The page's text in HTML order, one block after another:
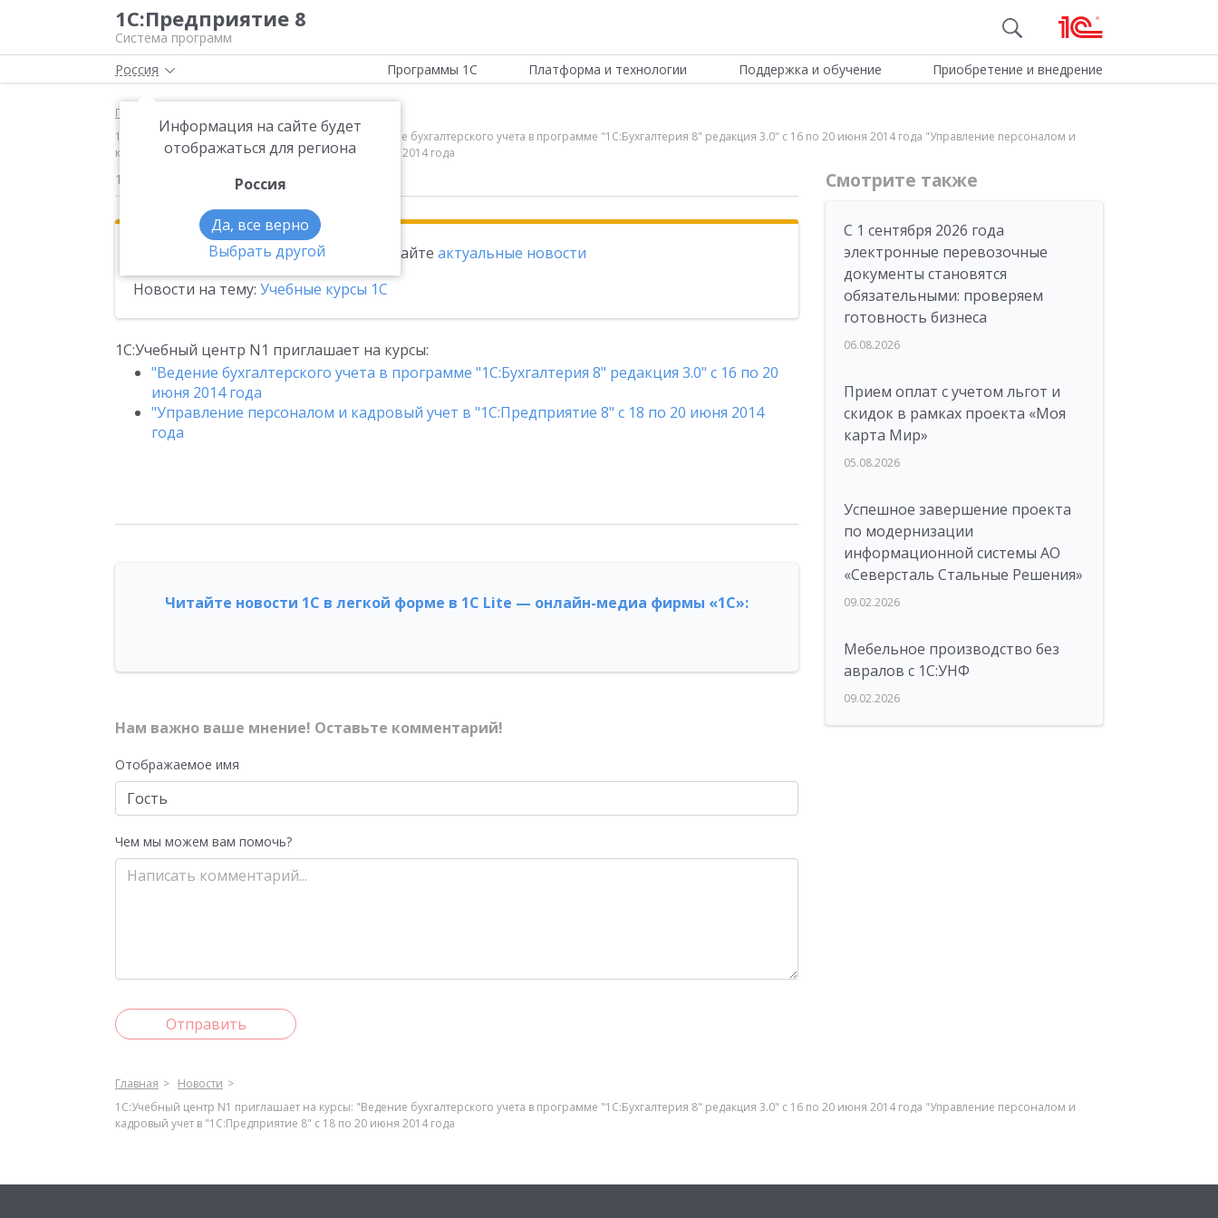
1С:Предприятие 8
Система программ
Россия
Информация на сайте будет
отображаться для региона
Россия
Да, все верно
Выбрать другой
Программы 1С Платформа и технологии Поддержка и обучение Приобретение и внедрение
Главная
1С:Учебный центр N1 приглашает на курсы: "Ведение бухгалтерского учета в программе "1С:Бухгалтерия 8" редакция 3.0" с 16 по 20 июня 2014 года "Управление персоналом и
кадровый учет в "1С:Предприятие 8" с 18 по 20 июня 2014 года
12.05.2014
Эта новость находится в архиве. Читайте актуальные новости
Новости на тему: Учебные курсы 1С
1С:Учебный центр N1 приглашает на курсы:
"Ведение бухгалтерского учета в программе "1С:Бухгалтерия 8" редакция 3.0" с 16 по 20
июня 2014 года
"Управление персоналом и кадровый учет в "1С:Предприятие 8" с 18 по 20 июня 2014
года
Читайте новости 1С в легкой форме в 1С Lite — онлайн-медиа фирмы «1С»:
Нам важно ваше мнение! Оставьте комментарий!
Отображаемое имя
Чем мы можем вам помочь?
Отправить
Смотрите также
С 1 сентября 2026 года
электронные перевозочные
документы становятся
обязательными: проверяем
готовность бизнеса
06.08.2026
Прием оплат с учетом льгот и
скидок в рамках проекта «Моя
карта Мир»
05.08.2026
Успешное завершение проекта
по модернизации
информационной системы АО
«Северсталь Стальные Решения»
09.02.2026
Мебельное производство без
авралов с 1С:УНФ
09.02.2026
Главная
Новости
1С:Учебный центр N1 приглашает на курсы: "Ведение бухгалтерского учета в программе "1С:Бухгалтерия 8" редакция 3.0" с 16 по 20 июня 2014 года "Управление персоналом и
кадровый учет в "1С:Предприятие 8" с 18 по 20 июня 2014 года